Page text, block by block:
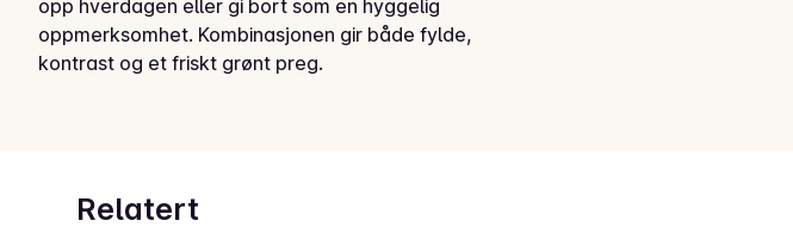
opp hverdagen eller gi bort som en hyggelig
oppmerksomhet. Kombinasjonen gir både fylde,
kontrast og et friskt grønt preg.
Relatert